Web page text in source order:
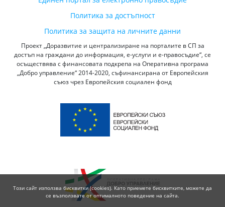
Политика за достъпност
Политика за защита на личните данни
Проект „Доразвитие и централизиране на порталите в СП за
достъп на граждани до информация, е-услуги и е-правосъдие“, се
осъществява с финансовата подкрепа на Оперативна програма
„Добро управление“ 2014-2020, съфинансирана от Европейския
съюз чрез Европейския социален фонд
Този сайт използва бисквитки (cookies). Като приемете бисквитките, можете да
се възползвате от оптималното поведение на сайта.